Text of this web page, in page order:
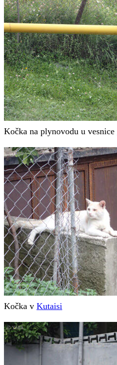
Kočka na plynovodu u vesnice
Kočka v Kutaisi